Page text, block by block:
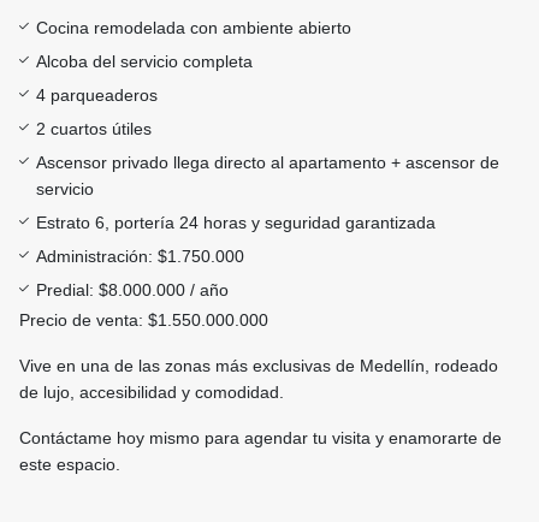
Cocina remodelada con ambiente abierto
Alcoba del servicio completa
4 parqueaderos
2 cuartos útiles
Ascensor privado llega directo al apartamento + ascensor de
servicio
Estrato 6, portería 24 horas y seguridad garantizada
Administración: $1.750.000
Predial: $8.000.000 / año
Precio de venta: $1.550.000.000
Vive en una de las zonas más exclusivas de Medellín, rodeado
de lujo, accesibilidad y comodidad.
Contáctame hoy mismo para agendar tu visita y enamorarte de
este espacio.